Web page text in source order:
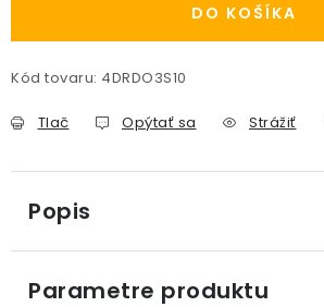
DO KOŠÍKA
Kód tovaru: 4DRDO3S10
Tlač Opýtať sa Strážiť
Popis
Parametre produktu